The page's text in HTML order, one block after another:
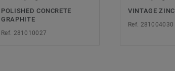
POLISHED CONCRETE
GRAPHITE
Ref. 281010027
VINTAGE
Ref. 281004030